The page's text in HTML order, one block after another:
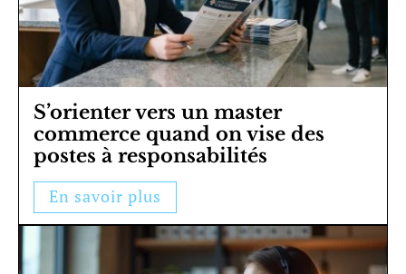
S’orienter vers un master
commerce quand on vise des
postes à responsabilités
En savoir plus